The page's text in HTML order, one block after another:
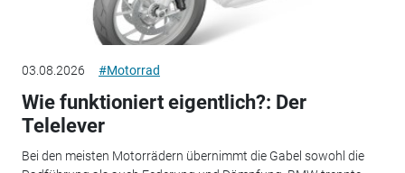
03.08.2026 #Motorrad
Wie funktioniert eigentlich?: Der
Telelever
Bei den meisten Motorrädern übernimmt die Gabel sowohl die